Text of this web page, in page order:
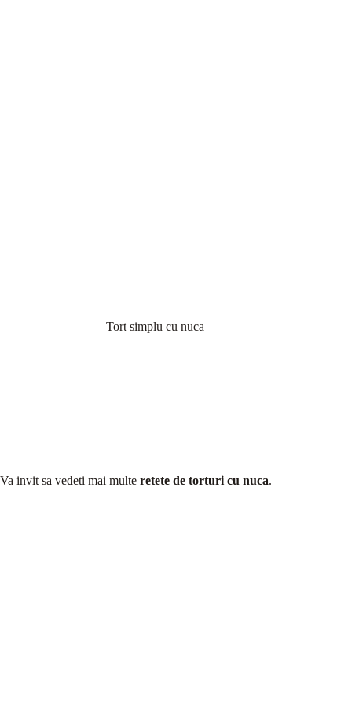
Tort simplu cu nuca
Va invit sa vedeti mai multe retete de torturi cu nuca.